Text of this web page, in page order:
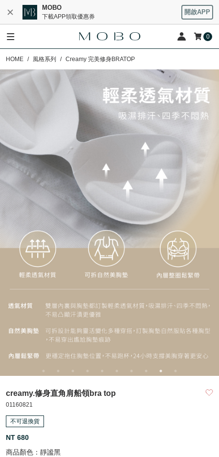
MOBO
下載APP領取優惠券
開啟APP
0
HOME 風格系列 Creamy 完美修身BRATOP
creamy.修身直角肩船領bra top
01160821
不可退換貨
NT 680
商品顏色： 靜謐黑